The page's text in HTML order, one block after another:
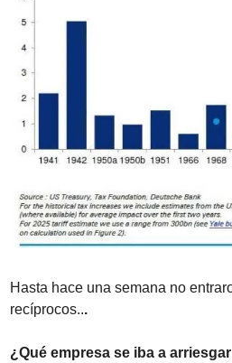
Hasta hace una semana no
recíprocos...
¿Qué empresa se iba a